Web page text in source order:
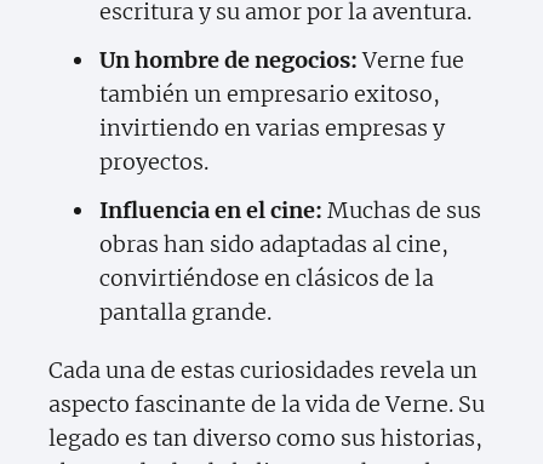
escritura y su amor por la aventura.
Un hombre de negocios:Verne fue
también un empresario exitoso,
invirtiendo en varias empresas y
proyectos.
Influencia en el cine: Muchas de sus
obras han sido adaptadas al cine,
convirtiéndose en clásicos de la
pantalla grande.
Cada una de estas curiosidades revela un
aspecto fascinante de la vida de Verne. Su
legado es tan diverso como sus historias,